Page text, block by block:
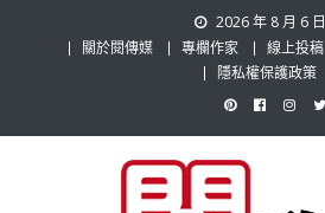
2026 年 8 月 6 日
關於閱傳媒
專欄作家 線上投稿
隱私權保護政策